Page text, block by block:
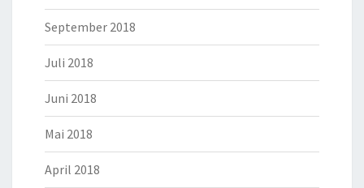
September 2018
Juli 2018
Juni 2018
Mai 2018
April 2018